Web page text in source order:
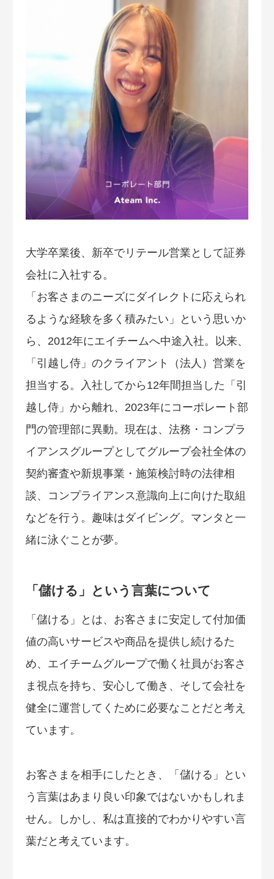
大学卒業後、新卒でリテール営業として証券
会社に入社する。
「お客さまのニーズにダイレクトに応えられ
るような経験を多く積みたい」という思いか
ら、2012年にエイチームへ中途入社。以来、
「引越し侍」のクライアント（法人）営業を
担当する。入社してから12年間担当した「引
越し侍」から離れ、2023年にコーポレート部
門の管理部に異動。現在は、法務・コンプラ
イアンスグループとしてグループ会社全体の
契約審査や新規事業・施策検討時の法律相
談、コンプライアンス意識向上に向けた取組
などを行う。趣味はダイビング。マンタと一
緒に泳ぐことが夢。
「儲ける」という言葉について
「儲ける」とは、お客さまに安定して付加価
値の高いサービスや商品を提供し続けるた
め、エイチームグループで働く社員がお客さ
ま視点を持ち、安心して働き、そして会社を
健全に運営してくために必要なことだと考え
ています。
お客さまを相手にしたとき、「儲ける」とい
う言葉はあまり良い印象ではないかもしれま
せん。しかし、私は直接的でわかりやすい言
葉だと考えています。